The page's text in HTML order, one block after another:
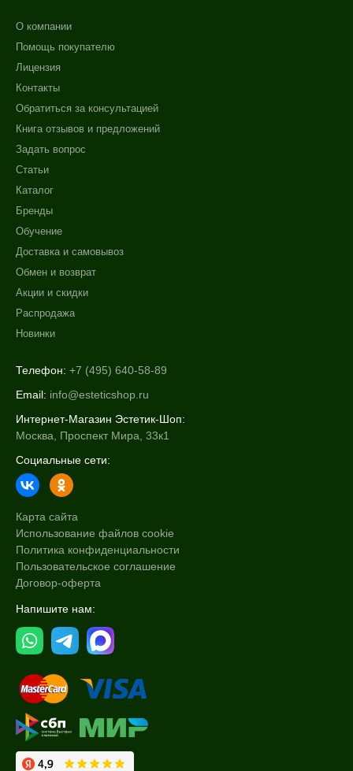
О компании
Помощь покупателю
Лицензия
Контакты
Обратиться за консультацией
Книга отзывов и предложений
Задать вопрос
Статьи
Каталог
Бренды
Обучение
Доставка и самовывоз
Обмен и возврат
Акции и скидки
Распродажа
Новинки
Телефон: +7 (495) 640-58-89
Email: info@esteticshop.ru
Интернет-Магазин Эстетик-Шоп:
Москва, Проспект Мира, 33к1
Социальные сети:
Карта сайта
Использование файлов cookie
Политика конфиденциальности
Пользовательское соглашение
Договор-оферта
Напишите нам: